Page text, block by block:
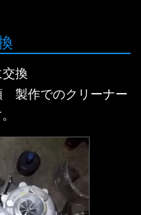
換
製作でのクリーナー